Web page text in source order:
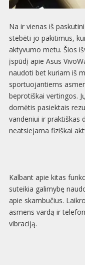
Na ir vienas iš
stebėti jo pakitimus,
aktyvumo metu. Šios
įspūdį apie Asus
naudoti bet kuriam iš
sportuojantiems
beprotiškai vertingos.
domėtis pasiektais
vandeniui ir praktiškas
neatsiejama fiziškai
Kalbant apie kitas
suteikia galimybę
apie skambučius.
asmens vardą ir
vibraciją.